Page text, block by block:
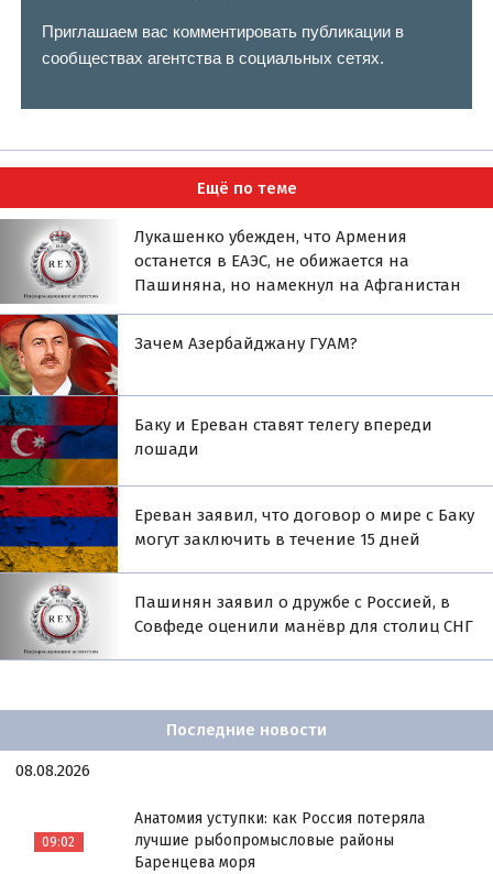
Приглашаем вас комментировать публикации в
сообществах агентства в социальных сетях.
Ещё по теме
Лукашенко убежден, что Армения
останется в ЕАЭС, не обижается на
Пашиняна, но намекнул на Афганистан
Зачем Азербайджану ГУАМ?
Баку и Ереван ставят телегу впереди
лошади
Ереван заявил, что договор о мире с Баку
могут заключить в течение 15 дней
Пашинян заявил о дружбе с Россией, в
Совфеде оценили манёвр для столиц СНГ
Последние новости
08.08.2026
09:02
Анатомия уступки: как Россия потеряла
лучшие рыбопромысловые районы
Баренцева моря